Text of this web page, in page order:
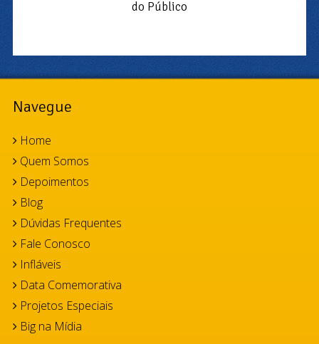
do Público
Navegue
Home
Quem Somos
Depoimentos
Blog
Dúvidas Frequentes
Fale Conosco
Infláveis
Data Comemorativa
Projetos Especiais
Big na Mídia